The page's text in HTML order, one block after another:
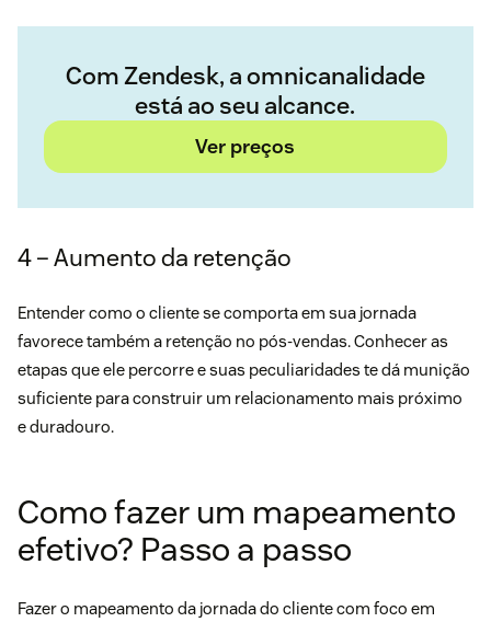
Com Zendesk, a omnicanalidade
está ao seu alcance.
Ver preços
4 – Aumento da retenção
Entender como o cliente se comporta em sua jornada
favorece também a retenção no pós-vendas. Conhecer as
etapas que ele percorre e suas peculiaridades te dá munição
suficiente para construir um relacionamento mais próximo
e duradouro.
Como fazer um mapeamento
efetivo? Passo a passo
Fazer o mapeamento da jornada do cliente com foco em